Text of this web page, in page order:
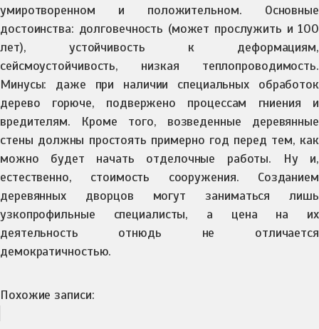
умиротворенном и положительном. Основные
достоинства: долговечность (может прослужить и 100
лет), устойчивость к деформациям,
сейсмоустойчивость, низкая теплопроводимость.
Минусы: даже при наличии специальных обработок
дерево горюче, подвержено процессам гниения и
вредителям. Кроме того, возведенные деревянные
стены должны простоять примерно год перед тем, как
можно будет начать отделочные работы. Ну и,
естественно, стоимость сооружения. Созданием
деревянных дворцов могут заниматься лишь
узкопрофильные специалисты, а цена на их
деятельность отнюдь не отличается
демократичностью.
Похожие записи: